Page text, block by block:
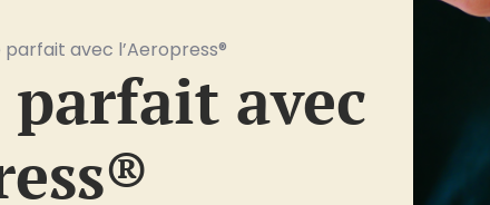
parfait avec l’Aeropress®
parfait avec